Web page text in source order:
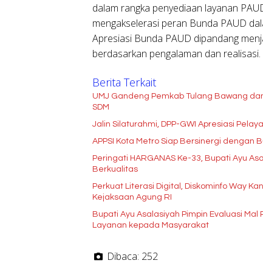
dalam rangka penyediaan layanan
mengakselerasi peran Bunda PAUD
Apresiasi Bunda PAUD dipandang
berdasarkan pengalaman dan realisasi.
Berita Terkait
UMJ Gandeng Pemkab Tulang Bawang
SDM
Jalin Silaturahmi, DPP-GWI Apresiasi
APPSI Kota Metro Siap Bersinergi dengan
Peringati HARGANAS Ke-33, Bupati Ayu
Berkualitas
Perkuat Literasi Digital, Diskominfo Way
Kejaksaan Agung RI
Bupati Ayu Asalasiyah Pimpin Evaluasi
Layanan kepada Masyarakat
Dibaca: 252